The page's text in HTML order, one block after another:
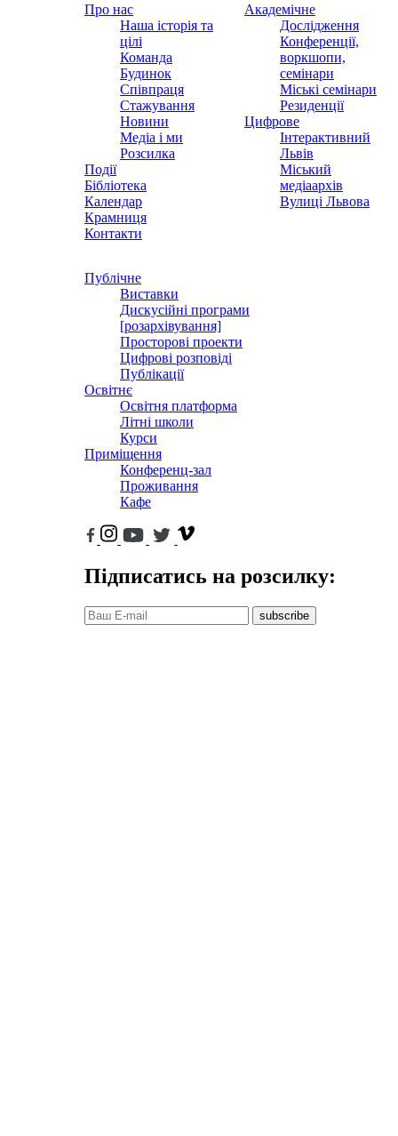
Про нас
Наша історія та
цілі
Команда
Будинок
Співпраця
Стажування
Новини
Медіа і ми
Розсилка
Події
Бібліотека
Календар
Крамниця
Контакти
Академічне
Дослідження
Конференції,
воркшопи,
семінари
Міські семінари
Резиденції
Цифрове
Інтерактивний
Львів
Міський
медіаархів
Вулиці Львова
Публічне
Виставки
Дискусійні програми
[розархівування]
Просторові проекти
Цифрові розповіді
Публікації
Освітнє
Освітня платформа
Літні школи
Курси
Приміщення
Конференц-зал
Проживання
Кафе
Підписатись на розсилку:
subscribe